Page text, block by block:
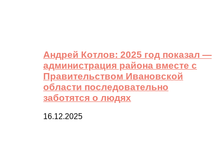
Андрей Котлов: 2025 год показал —
администрация района вместе с
Правительством Ивановской
области последовательно
заботятся о людях
16.12.2025